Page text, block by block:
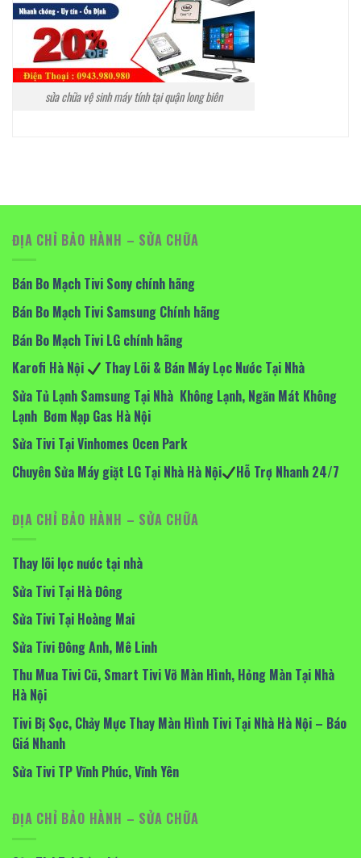
sửa chữa vệ sinh máy tính tại quận long biên
ĐỊA CHỈ BẢO HÀNH – SỬA CHỮA
Bán Bo Mạch Tivi Sony chính hãng
Bán Bo Mạch Tivi Samsung Chính hãng
Bán Bo Mạch Tivi LG chính hãng
Karofi Hà Nội
Thay Lõi & Bán Máy Lọc Nước Tại Nhà
Sửa Tủ Lạnh Samsung Tại Nhà Không Lạnh, Ngăn Mát Không
Lạnh Bơm Nạp Gas Hà Nội
Sửa Tivi Tại Vinhomes Ocen Park
Chuyên Sửa Máy giặt LG Tại Nhà Hà Nội
Hỗ Trợ Nhanh 24/7
ĐỊA CHỈ BẢO HÀNH – SỬA CHỮA
Thay lõi lọc nước tại nhà
Sửa Tivi Tại Hà Đông
Sửa Tivi Tại Hoàng Mai
Sửa Tivi Đông Anh, Mê Linh
Thu Mua Tivi Cũ, Smart Tivi Vỡ Màn Hình, Hỏng Màn Tại Nhà
Hà Nội
Tivi Bị Sọc, Chảy Mực Thay Màn Hình Tivi Tại Nhà Hà Nội – Báo
Giá Nhanh
Sửa Tivi TP Vĩnh Phúc, Vĩnh Yên
ĐỊA CHỈ BẢO HÀNH – SỬA CHỮA